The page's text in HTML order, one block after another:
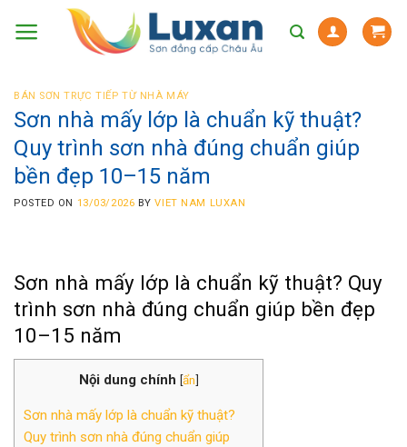
BÁN SƠN TRỰC TIẾP TỪ NHÀ MÁY
Sơn nhà mấy lớp là chuẩn kỹ thuật?
Quy trình sơn nhà đúng chuẩn giúp
bền đẹp 10–15 năm
POSTED ON 13/03/2026 BYVIET NAM LUXAN
Sơn nhà mấy lớp là chuẩn kỹ thuật? Quy
trình sơn nhà đúng chuẩn giúp bền đẹp
10–15 năm
Nội dung chính [ẩn]
Sơn nhà mấy lớp là chuẩn kỹ thuật?
Quy trình sơn nhà đúng chuẩn giúp